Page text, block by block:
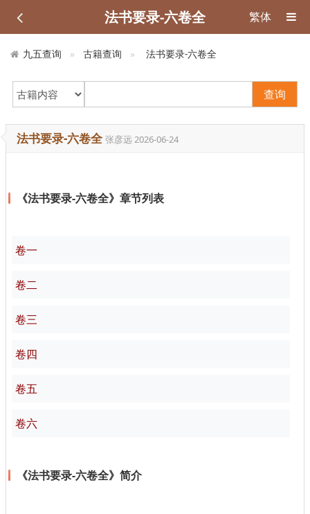
法书要录-六卷全 繁体
九五查询 古籍查询 法书要录-六卷全
查询
法书要录-六卷全张彦远2026-06-24
《法书要录-六卷全》章节列表
卷一
卷二
卷三
卷四
卷五
卷六
《法书要录-六卷全》简介